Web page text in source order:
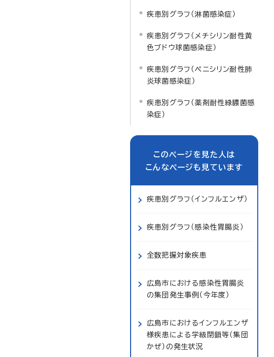
疾患別グラフ（淋菌感染症）
疾患別グラフ（メチシリン耐性黄
色ブドウ球菌感染症）
疾患別グラフ（ペニシリン耐性肺
炎球菌感染症）
疾患別グラフ（薬剤耐性緑膿菌感
染症）
このページを見た人は
こんなページも見ています
疾患別グラフ（インフルエンザ）
疾患別グラフ（感染性胃腸炎）
全数把握対象疾患
広島市における感染性胃腸炎
の集団発生事例（今年度）
広島市におけるインフルエンザ
様疾患による学級閉鎖等（集団
かぜ）の発生状況